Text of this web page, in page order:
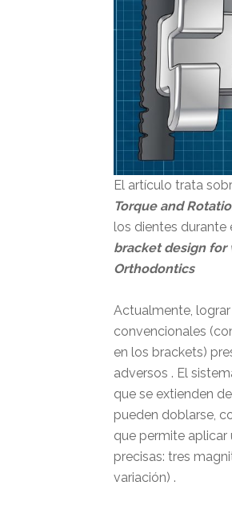
El artículo trata
Torque and
los dientes
bracket design for
Orthodontics
Actualmente,
convencionales
en los brackets)
adversos . El
que se extienden
pueden doblarse,
que permite
precisas: tres
variación) .